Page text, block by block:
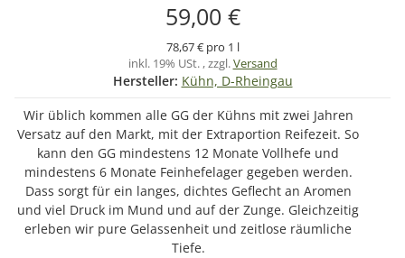
59,00 €
78,67 € pro 1 l
inkl. 19% USt. , zzgl.Versand
Hersteller: Kühn, D-Rheingau
Wir üblich kommen alle GG der Kühns mit zwei Jahren
Versatz auf den Markt, mit der Extraportion Reifezeit. So
kann den GG mindestens 12 Monate Vollhefe und
mindestens 6 Monate Feinhefelager gegeben werden.
Dass sorgt für ein langes, dichtes Geflecht an Aromen
und viel Druck im Mund und auf der Zunge. Gleichzeitig
erleben wir pure Gelassenheit und zeitlose räumliche
Tiefe.